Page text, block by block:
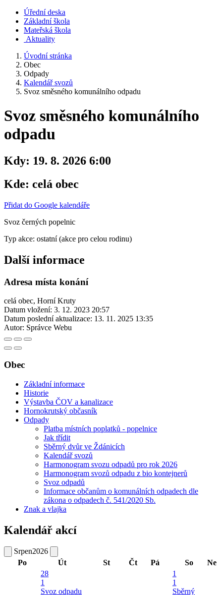
Úřední deska
Základní škola
Mateřská škola
Aktuality
Úvodní stránka
Obec
Odpady
Kalendář svozů
Svoz směsného komunálního odpadu
Svoz směsného komunálního
odpadu
Kdy: 19. 8. 2026 6:00
Kde: celá obec
Přidat do Google kalendáře
Svoz černých popelnic
Typ akce: ostatní (akce pro celou rodinu)
Další informace
Adresa místa konání
celá obec, Horní Kruty
Datum vložení: 3. 12. 2023 20:57
Datum poslední aktualizace: 13. 11. 2025 13:35
Autor: Správce Webu
Obec
Základní informace
Historie
Výstavba ČOV a kanalizace
Hornokrutský občasník
Odpady
Platba místních poplatků - popelnice
Jak třídit
Sběrný dvůr ve Ždánicích
Kalendář svozů
Harmonogram svozu odpadů pro rok 2026
Harmonogram svozů odpadu z bio kontejnerů
Svoz odpadů
Informace občanům o komunálních odpadech dle
zákona o odpadech č. 541/2020 Sb.
Znak a vlajka
Kalendář akcí
Srpen2026
Po
Út St Čt Pá So
Ne
28
1
Svoz odpadu
1
1
Sběrný